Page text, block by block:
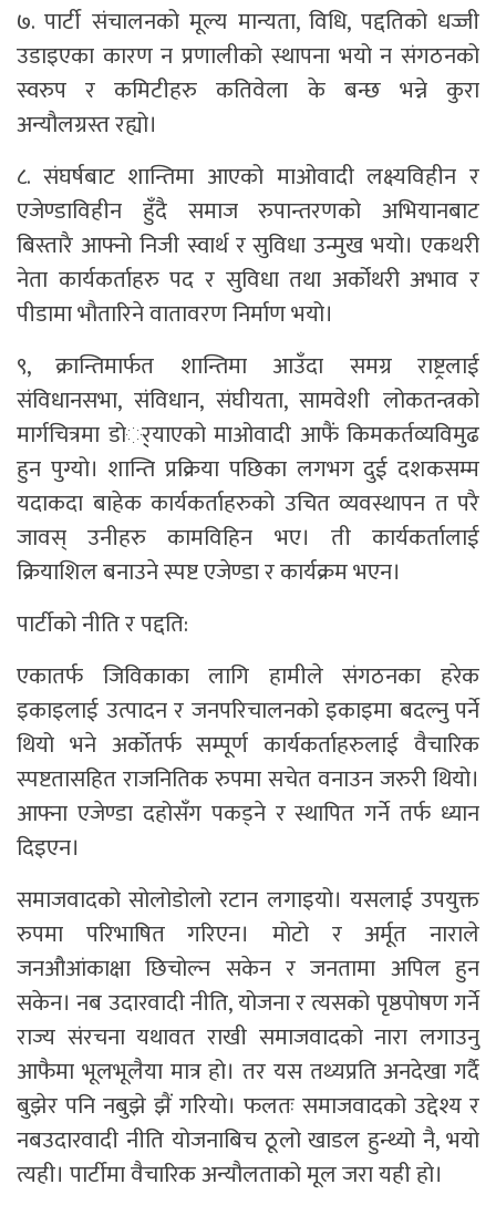
७. पार्टी संचालनको मूल्य मान्यता, विधि, पद्दतिको धज्जी
उडाइएका कारण न प्रणालीको स्थापना भयो न संगठनको
स्वरुप र कमिटीहरु कतिवेला के बन्छ भन्ने कुरा
अन्यौलग्रस्त रह्यो।
८. संघर्षबाट शान्तिमा आएको माओवादी लक्ष्यविहीन र
एजेण्डाविहीन हुँदै समाज रुपान्तरणको अभियानबाट
बिस्तारै आफ्नो निजी स्वार्थ र सुविधा उन्मुख भयो। एकथरी
नेता कार्यकर्ताहरु पद र सुविधा तथा अर्कोथरी अभाव र
पीडामा भौतारिने वातावरण निर्माण भयो।
९, क्रान्तिमार्फत शान्तिमा आउँदा समग्र राष्ट्रलाई
संविधानसभा, संविधान, संघीयता, सामवेशी लोकतन्त्रको
मार्गचित्रमा डोर्‌्याएको माओवादी आफैं किमकर्तव्यविमुढ
हुन पुग्यो। शान्ति प्रक्रिया पछिका लगभग दुई दशकसम्म
यदाकदा बाहेक कार्यकर्ताहरुको उचित व्यवस्थापन त परै
जावस्‌ उनीहरु कामविहिन भए। ती कार्यकर्तालाई
क्रियाशिल बनाउने स्पष्ट एजेण्डा र कार्यक्रम भएन।
पार्टीको नीति र पद्दति:
एकातर्फ जिविकाका लागि हामीले संगठनका हरेक
इकाइलाई उत्पादन र जनपरिचालनको इकाइमा बदल्नु पर्ने
थियो भने अर्कोतर्फ सम्पूर्ण कार्यकर्ताहरुलाई वैचारिक
स्पष्टतासहित राजनितिक रुपमा सचेत वनाउन जरुरी थियो।
आफ्ना एजेण्डा दहोसँग पकड्ने र स्थापित गर्ने तर्फ ध्यान
दिइएन।
समाजवादको सोलोडोलो रटान लगाइयो। यसलाई उपयुक्त
रुपमा परिभाषित गरिएन। मोटो र अर्मूत नाराले
जनऔआंकाक्षा छिचोल्न सकेन र जनतामा अपिल हुन
सकेन। नब उदारवादी नीति, योजना र त्यसको पृष्ठपोषण गर्ने
राज्य संरचना यथावत राखी समाजवादको नारा लगाउनु
आफैमा भूलभूलैया मात्र हो। तर यस तथ्यप्रति अनदेखा गर्दै
बुझेर पनि नबुझे झैं गरियो। फलतः समाजवादको उद्देश्य र
नबउदारवादी नीति योजनाबिच ठूलो खाडल हुन्थ्यो नै, भयो
त्यही। पार्टीमा वैचारिक अन्यौलताको मूल जरा यही हो।